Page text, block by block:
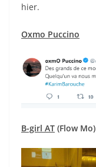
hier.
Oxmo Puccino
B-girl AT (Flow Mo)